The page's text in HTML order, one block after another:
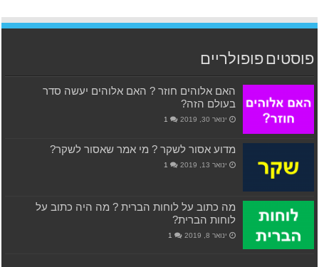
פוסטים פופולריים
האם אלוהים חוזר ? האם אלוהים יעשה סדר
בעולם הזה?
ינואר 30, 2019 1
מדוע אסור לשקר ? מי אמר שאסור לשקר?
ינואר 13, 2019 1
מה כתוב על לוחות הברית ? מה היה כתוב על
לוחות הברית?
ינואר 8, 2019 1